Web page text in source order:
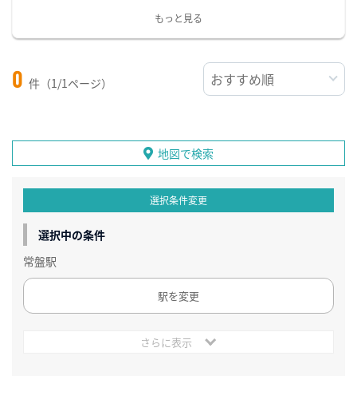
もっと見る
0 件（1/1ページ）
地図で検索
選択条件変更
選択中の条件
常盤駅
駅を変更
さらに表示